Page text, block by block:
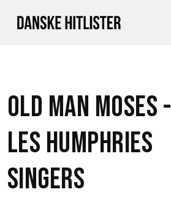
Old Man Moses -
Les Humphries
Singers